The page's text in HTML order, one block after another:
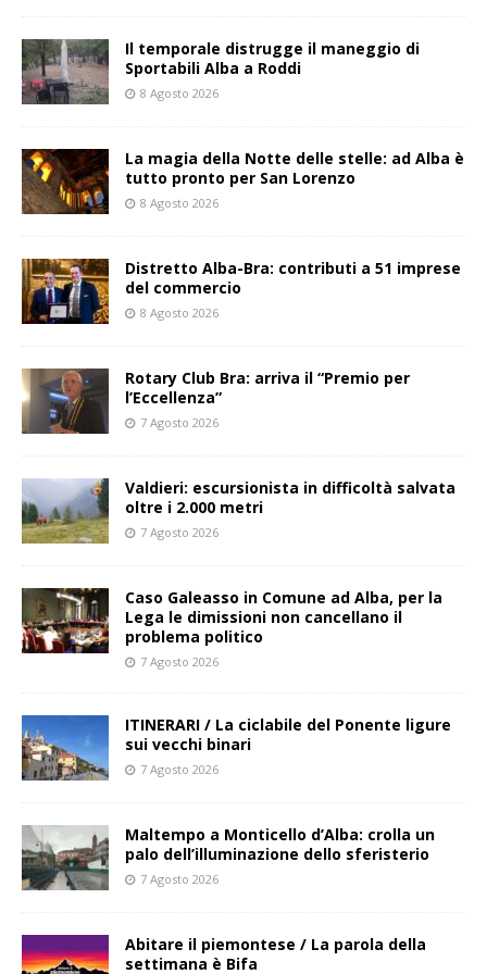
Il temporale distrugge il maneggio di
Sportabili Alba a Roddi
8 Agosto 2026
La magia della Notte delle stelle: ad Alba è
tutto pronto per San Lorenzo
8 Agosto 2026
Distretto Alba-Bra: contributi a 51 imprese
del commercio
8 Agosto 2026
Rotary Club Bra: arriva il “Premio per
l’Eccellenza”
7 Agosto 2026
Valdieri: escursionista in difficoltà salvata
oltre i 2.000 metri
7 Agosto 2026
Caso Galeasso in Comune ad Alba, per la
Lega le dimissioni non cancellano il
problema politico
7 Agosto 2026
ITINERARI / La ciclabile del Ponente ligure
sui vecchi binari
7 Agosto 2026
Maltempo a Monticello d’Alba: crolla un
palo dell’illuminazione dello sferisterio
7 Agosto 2026
Abitare il piemontese / La parola della
settimana è Bifa